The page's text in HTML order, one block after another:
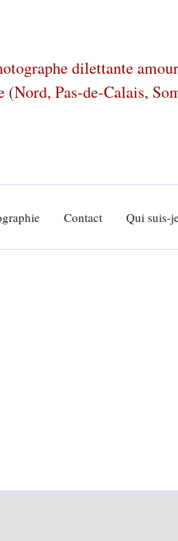
dilettante
(Nord, Pas-de-Calais,
Contact Qui suis-